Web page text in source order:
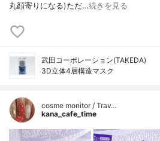
丸顔寄りになる)ただ…続きを見る
武田コーポレーション(TAKEDA)
3D立体4層構造マスク
cosme monitor / Trav…
kana_cafe_time